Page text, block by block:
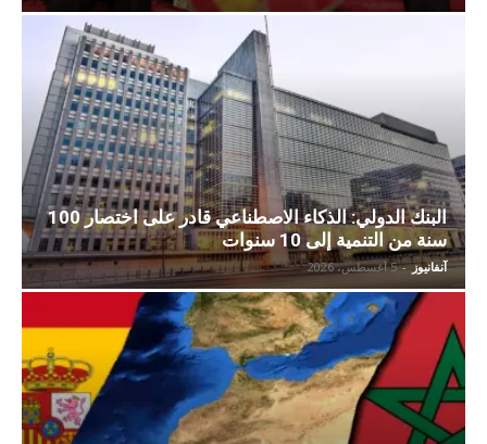
البنك الدولي: الذكاء الاصطناعي قادر على اختصار 100
سنة من التنمية إلى 10 سنوات
آنفانيوز - 5 أغسطس، 2026